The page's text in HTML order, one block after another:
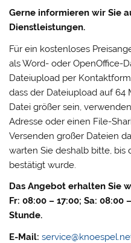
Gerne informieren wir Sie
Dienstleistungen.
Für ein kostenloses
als Word- oder OpenOffice-
Dateiupload per
dass der Dateiupload auf 64
Datei größer sein,
Adresse oder einen File-
Versenden großer Dateien
warten Sie deshalb bitte, bis
bestätigt wurde.
Das Angebot erhalten Sie
Fr: 08:00 – 17:00; Sa:
Stunde.
E-Mail: